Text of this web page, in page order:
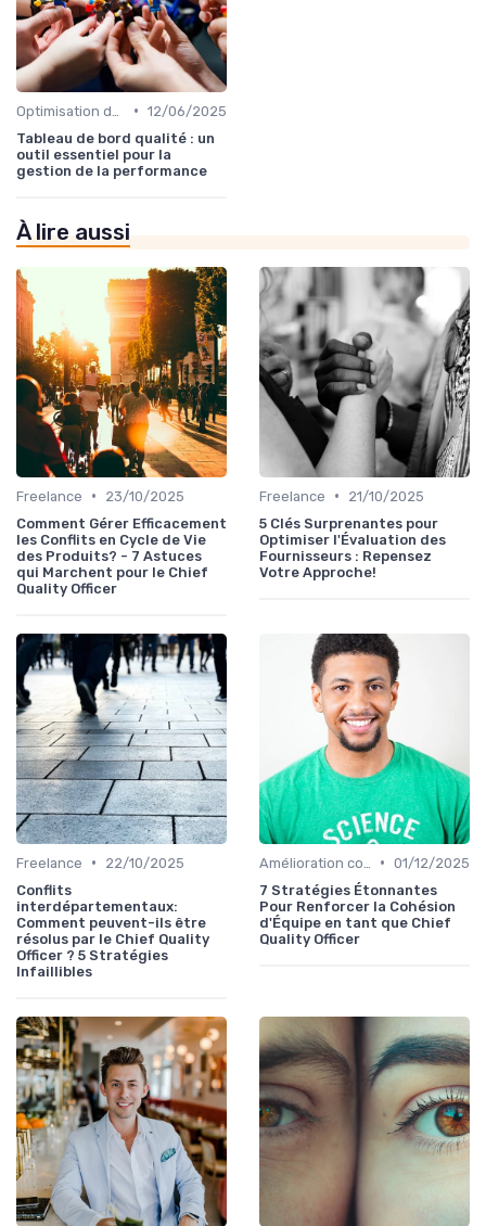
• 12/06/2025
Tableau de bord qualité : un
outil essentiel pour la
gestion de la performance
À lire aussi
Freelance •
23/10/2025
Comment Gérer Efficacement
les Conflits en Cycle de Vie
des Produits? - 7 Astuces
qui Marchent pour le Chief
Quality Officer
Freelance •
21/10/2025
5 Clés Surprenantes pour
Optimiser l'Évaluation des
Fournisseurs : Repensez
Votre Approche!
Freelance •
22/10/2025
Conflits
interdépartementaux:
Comment peuvent-ils être
résolus par le Chief Quality
Officer ? 5 Stratégies
Infaillibles
• 01/12/2025
7 Stratégies Étonnantes
Pour Renforcer la Cohésion
d'Équipe en tant que Chief
Quality Officer